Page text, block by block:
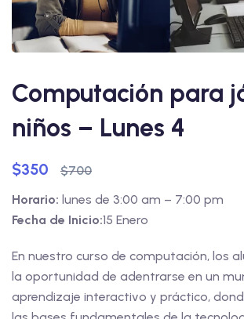
Computación para
niños – Lunes 4
$700
$350
Horario: lunes de 3:00 am – 7:00 pm
Fecha de Inicio:15 Enero
En nuestro curso de computación, los
la oportunidad de adentrarse en un
aprendizaje interactivo y práctico,